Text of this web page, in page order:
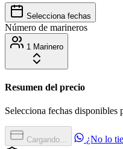
Selecciona fechas
Número de marineros
1 Marinero
Resumen del precio
Selecciona fechas disponibles
Cargando... ¿No lo